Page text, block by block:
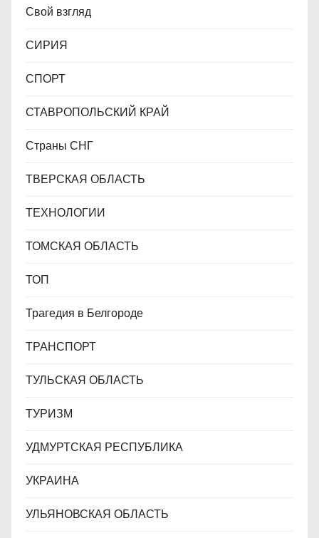
Свой взгляд
СИРИЯ
СПОРТ
СТАВРОПОЛЬСКИЙ КРАЙ
Страны СНГ
ТВЕРСКАЯ ОБЛАСТЬ
ТЕХНОЛОГИИ
ТОМСКАЯ ОБЛАСТЬ
ТОП
Трагедия в Белгороде
ТРАНСПОРТ
ТУЛЬСКАЯ ОБЛАСТЬ
ТУРИЗМ
УДМУРТСКАЯ РЕСПУБЛИКА
УКРАИНА
УЛЬЯНОВСКАЯ ОБЛАСТЬ